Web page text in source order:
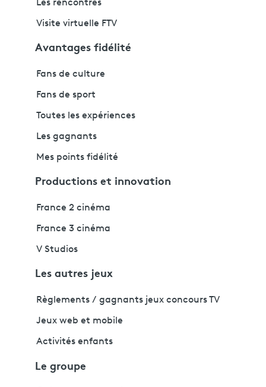
Les rencontres
Visite virtuelle FTV
Avantages fidélité
Fans de culture
Fans de sport
Toutes les expériences
Les gagnants
Mes points fidélité
Productions et innovation
France 2 cinéma
France 3 cinéma
V Studios
Les autres jeux
Règlements / gagnants jeux concours TV
Jeux web et mobile
Activités enfants
Le groupe